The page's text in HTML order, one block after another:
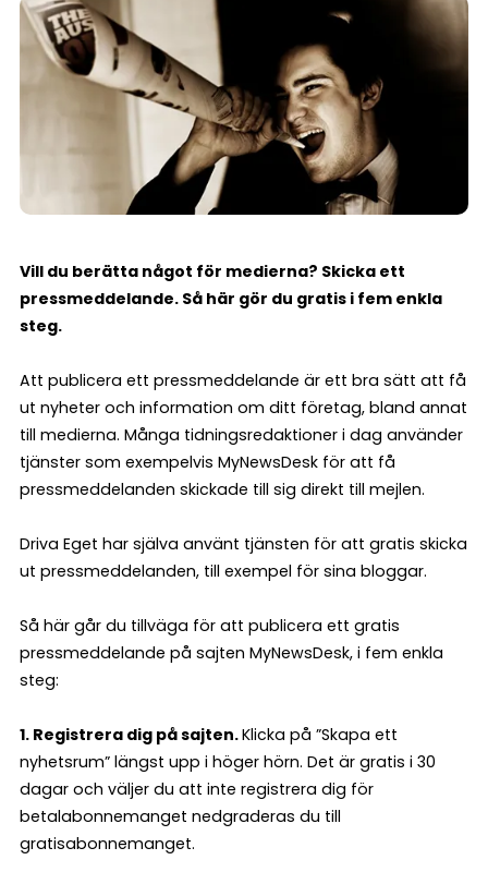
Vill du berätta något för medierna? Skicka ett
pressmeddelande. Så här gör du gratis i fem enkla
steg.
Att publicera ett pressmeddelande är ett bra sätt att få
ut nyheter och information om ditt företag, bland annat
till medierna. Många tidningsredaktioner i dag använder
tjänster som exempelvis MyNewsDesk för att få
pressmeddelanden skickade till sig direkt till mejlen.
Driva Eget har själva använt tjänsten för att gratis skicka
ut pressmeddelanden, till exempel för sina bloggar.
Så här går du tillväga för att publicera ett gratis
pressmeddelande på sajten MyNewsDesk, i fem enkla
steg:
1. Registrera dig på sajten.Klicka på ”Skapa ett
nyhetsrum” längst upp i höger hörn. Det är gratis i 30
dagar och väljer du att inte registrera dig för
betalabonnemanget nedgraderas du till
gratisabonnemanget.